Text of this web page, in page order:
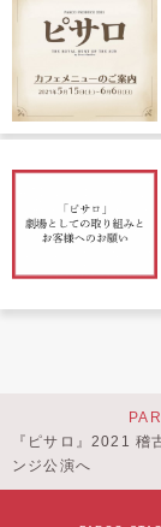
『ピサロ』2021
ンジ公演へ